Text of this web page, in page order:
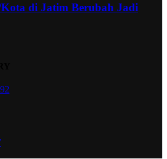
di Jatim Berubah Jadi